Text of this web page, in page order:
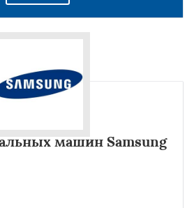
машин Samsung